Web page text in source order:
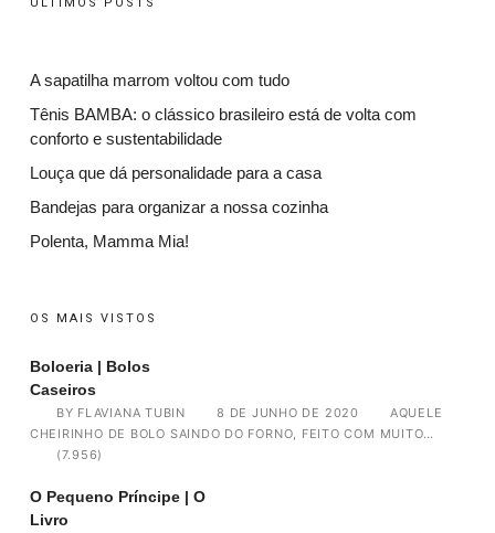
A sapatilha marrom voltou com tudo
Tênis BAMBA: o clássico brasileiro está de volta com
conforto e sustentabilidade
Louça que dá personalidade para a casa
Bandejas para organizar a nossa cozinha
Polenta, Mamma Mia!
OS MAIS VISTOS
Boloeria | Bolos
Caseiros
BY FLAVIANA TUBIN 8 DE JUNHO DE 2020
AQUELE
CHEIRINHO DE BOLO SAINDO DO FORNO, FEITO COM MUITO…
(7.956)
O Pequeno Príncipe | O
Livro